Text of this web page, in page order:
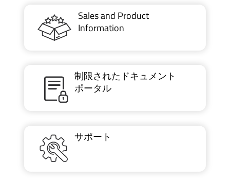
Sales and Product
Information
制限されたドキュメント
ポータル
サポート